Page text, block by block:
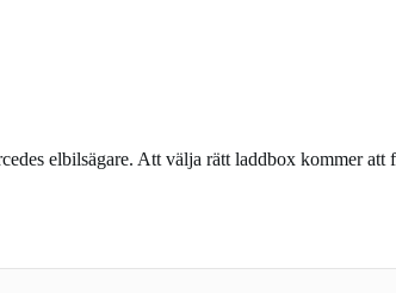
elbilsägare. Att välja rätt laddbox kommer